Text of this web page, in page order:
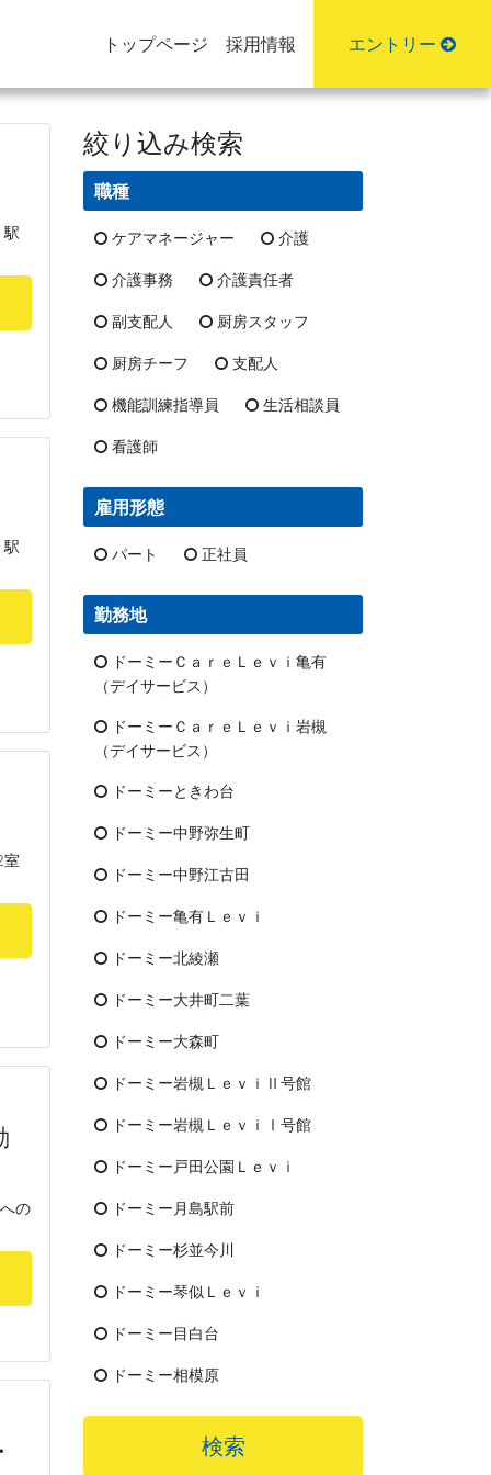
トップページ 採用情報 エントリー
の
絞り込み検索
職種
ケアマネージャー
介護
介護事務
介護責任者
副支配人
厨房スタッフ
厨房チーフ
支配人
機能訓練指導員
生活相談員
看護師
雇用形態
パート 正社員
勤務地
ドーミーＣａｒｅＬｅｖｉ亀有
（デイサービス）
ドーミーＣａｒｅＬｅｖｉ岩槻
（デイサービス）
ドーミーときわ台
ドーミー中野弥生町
ドーミー中野江古田
ドーミー亀有Ｌｅｖｉ
ドーミー北綾瀬
ドーミー大井町二葉
ドーミー大森町
ドーミー岩槻ＬｅｖｉⅡ号館
ドーミー岩槻ＬｅｖｉⅠ号館
ドーミー戸田公園Ｌｅｖｉ
ドーミー月島駅前
ドーミー杉並今川
ドーミー琴似Ｌｅｖｉ
ドーミー目白台
ドーミー相模原
検索